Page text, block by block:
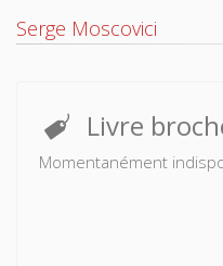
Serge Moscovici
Livre
Momentanément